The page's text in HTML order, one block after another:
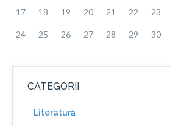
17 18 19 20 21 22 23
24 25 26 27 28 29 30
CATEGORII
Literatură